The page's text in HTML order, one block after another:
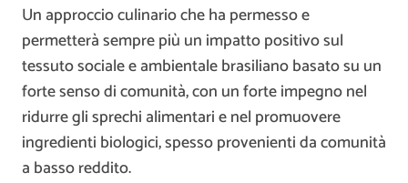
Un approccio culinario che ha permesso e
permetterà sempre più un impatto positivo sul
tessuto sociale e ambientale brasiliano basato su un
forte senso di comunità, con un forte impegno nel
ridurre gli sprechi alimentari e nel promuovere
ingredienti biologici, spesso provenienti da comunità
a basso reddito.